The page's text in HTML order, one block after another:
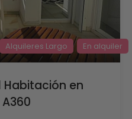
Alquileres Largo En alquiler
Habitación en